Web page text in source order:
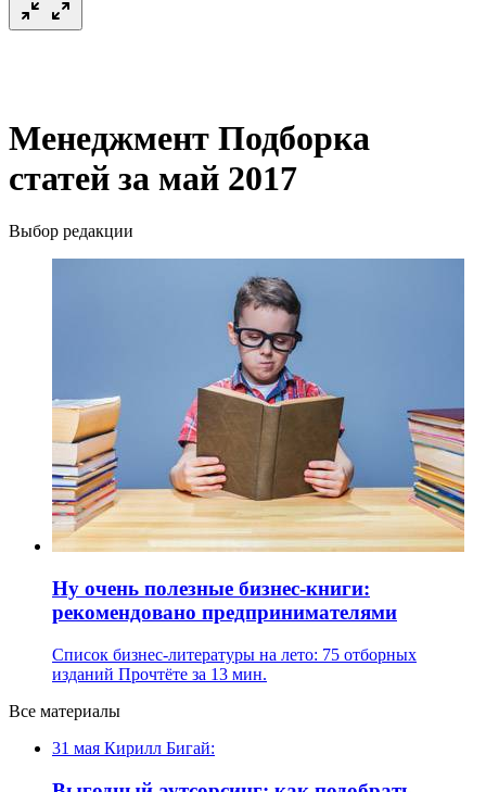
Менеджмент Подборка
статей за май 2017
Выбор редакции
Ну очень полезные бизнес-книги:
рекомендовано предпринимателями
Список бизнес-литературы на лето: 75 отборных
изданий Прочтёте за 13 мин.
Все материалы
31 мая Кирилл Бигай: